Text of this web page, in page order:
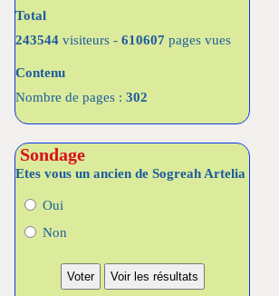
Total
243544 visiteurs - 610607 pages vues
Contenu
Nombre de pages : 302
Sondage
Etes vous un ancien de Sogreah Artelia
Oui
Non